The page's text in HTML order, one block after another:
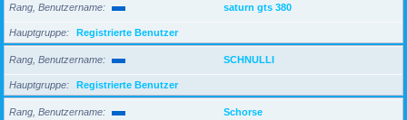
Rang, Benutzername saturn gts 380
Hauptgruppe Registrierte Benutzer
Rang, Benutzername SCHNULLI
Hauptgruppe Registrierte Benutzer
Rang, Benutzername Schorse